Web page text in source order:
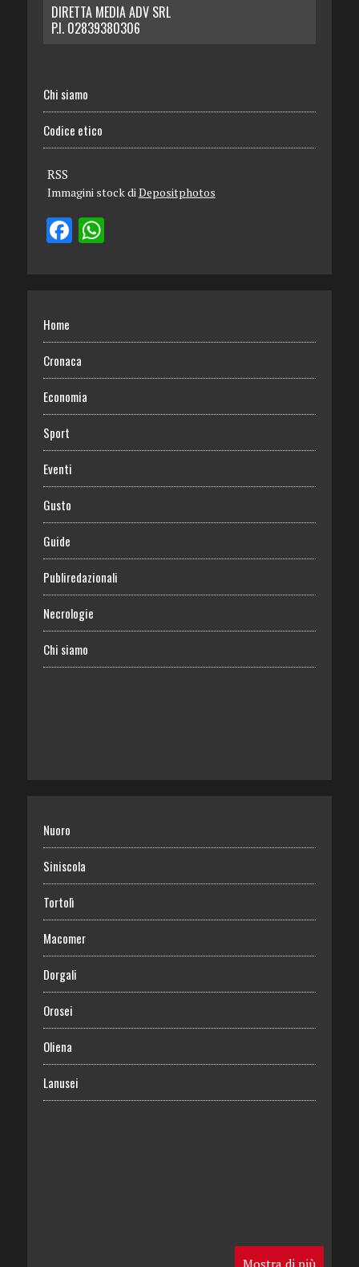
DIRETTA MEDIA ADV SRL
P.I. 02839380306
Chi siamo
Codice etico
RSS
Immagini stock di Depositphotos
Home
Cronaca
Economia
Sport
Eventi
Gusto
Guide
Publiredazionali
Necrologie
Chi siamo
Nuoro
Siniscola
Tortolì
Macomer
Dorgali
Orosei
Oliena
Lanusei
Mostra di più